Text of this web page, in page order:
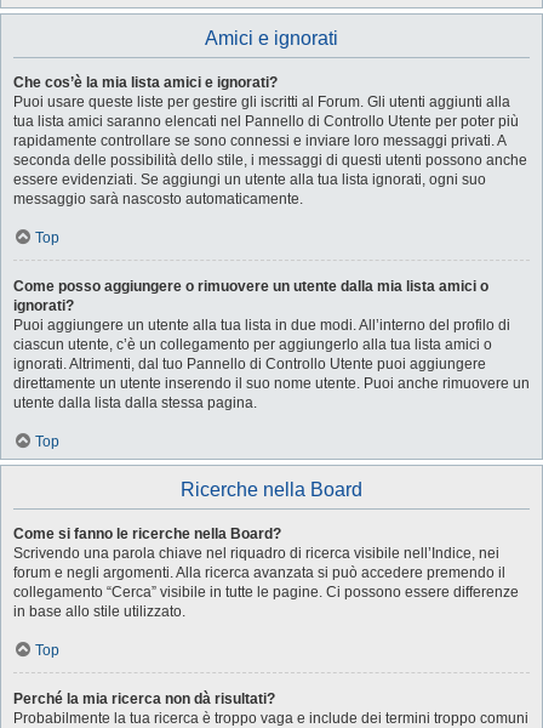
Amici e ignorati
Che cos’è la mia lista amici e ignorati?
Puoi usare queste liste per gestire gli iscritti al Forum. Gli utenti aggiunti alla
tua lista amici saranno elencati nel Pannello di Controllo Utente per poter più
rapidamente controllare se sono connessi e inviare loro messaggi privati. A
seconda delle possibilità dello stile, i messaggi di questi utenti possono anche
essere evidenziati. Se aggiungi un utente alla tua lista ignorati, ogni suo
messaggio sarà nascosto automaticamente.
Top
Come posso aggiungere o rimuovere un utente dalla mia lista amici o
ignorati?
Puoi aggiungere un utente alla tua lista in due modi. All’interno del profilo di
ciascun utente, c’è un collegamento per aggiungerlo alla tua lista amici o
ignorati. Altrimenti, dal tuo Pannello di Controllo Utente puoi aggiungere
direttamente un utente inserendo il suo nome utente. Puoi anche rimuovere un
utente dalla lista dalla stessa pagina.
Top
Ricerche nella Board
Come si fanno le ricerche nella Board?
Scrivendo una parola chiave nel riquadro di ricerca visibile nell’Indice, nei
forum e negli argomenti. Alla ricerca avanzata si può accedere premendo il
collegamento “Cerca” visibile in tutte le pagine. Ci possono essere differenze
in base allo stile utilizzato.
Top
Perché la mia ricerca non dà risultati?
Probabilmente la tua ricerca è troppo vaga e include dei termini troppo comuni